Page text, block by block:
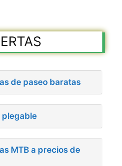
de paseo baratas
MTB a precios de